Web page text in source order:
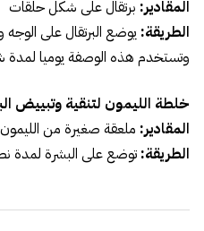
المقادير: برتقال على شكل حلقات
الطريقة:
وتستخدم هذه الوصفة يوميا لمدة
خلطة الليمون لتنقية وتبييض
المقادير: ملعقة صغيرة من الليمون
الطريقة: توضع على البشرة